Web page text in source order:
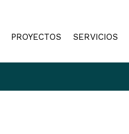
PROYECTOS SERVICIOS